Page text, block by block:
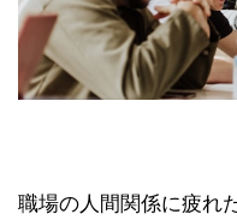
職場の人間関係に疲れ